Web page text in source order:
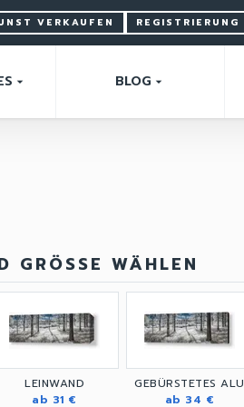
VERKAUFEN REGISTRIERUNG
arrow_drop_down BLOG arrow_drop_down
GRÖSSE WÄHLEN
LEINWAND
ab 31 €
GEBÜRSTETES ALU
ab 34 €